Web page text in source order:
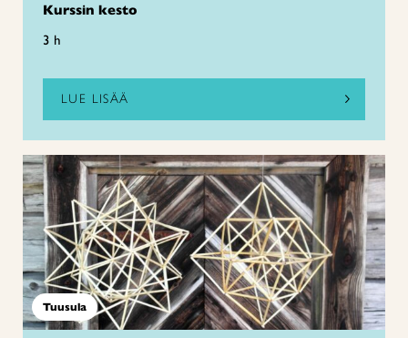
Kurssin kesto
3 h
LUE LISÄÄ
Tuusula